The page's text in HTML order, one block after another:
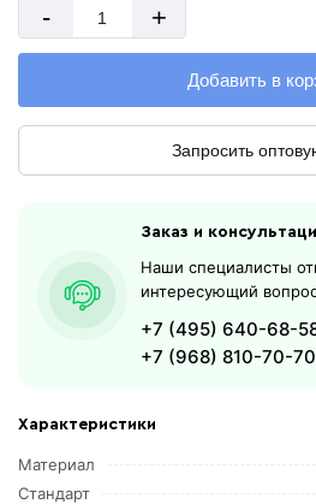
Характеристики
Материал
Стандарт
- +
Добавить в
Запросить
Заказ и
Наши специалисты
интересующий
+7 (495) 640-68-
+7 (968) 810-70-70